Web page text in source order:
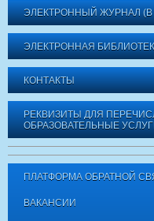
ЭЛЕКТРОННЫЙ ЖУРНАЛ (В
ЭЛЕКТРОННАЯ
КОНТАКТЫ
РЕКВИЗИТЫ ДЛЯ
ОБРАЗОВАТЕЛЬНЫЕ
ПЛАТФОРМА ОБРАТНОЙ
ВАКАНСИИ